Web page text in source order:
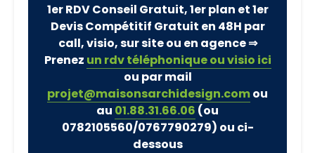
1er RDV Conseil Gratuit, 1er plan et 1er
Devis Compétitif Gratuit en 48H par
call, visio, sur site ou en agence ⇒
Prenez un rdv téléphonique ou visio ici
ou par mail
projet@maisonsarchidesign.comou
au 01.88.31.66.06 (ou
0782105560/0767790279) ou ci-
dessous